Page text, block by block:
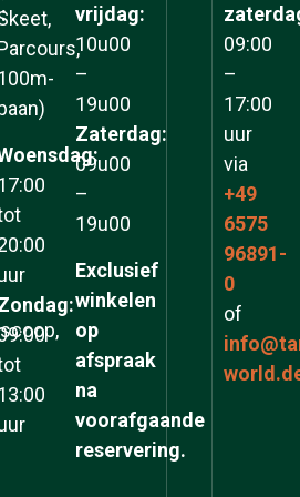
baan)
vrijdag:
10u00
–
19u00
Zaterdag:
09u00
–
19u00
Exclusief
winkelen
op
afspraak
na
voorafgaande
reservering.
09:00
–
17:00
uur
via
+49
6575
96891-
0
of